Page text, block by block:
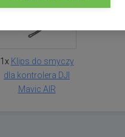
1x Klips do smyczy
dla kontrolera DJI
Mavic AIR